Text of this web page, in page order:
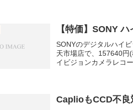
【特価】SONY
SONYのデジタルハイ
天市場店で、157640円
イビジョンカメラレコ
CaplioもCCD不良